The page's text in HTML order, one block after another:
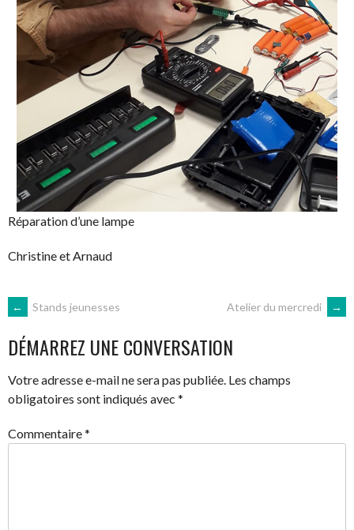
Réparation d’une lampe
Christine et Arnaud
NAVIGATION
DES
ARTICLES
← Stands jeunesses Atelier du mercredi →
DÉMARREZ UNE CONVERSATION
Votre adresse e-mail ne sera pas publiée. Les champs
obligatoires sont indiqués avec *
Commentaire*